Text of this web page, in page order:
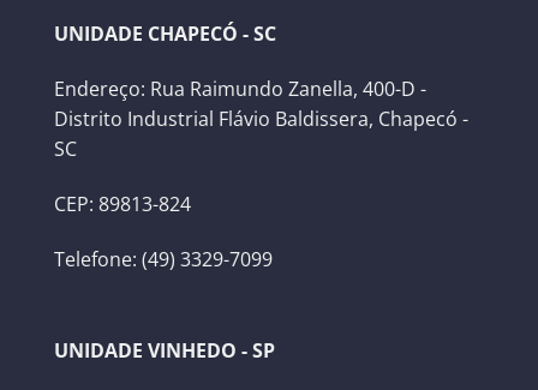
UNIDADE CHAPECÓ - SC
Endereço: Rua Raimundo Zanella, 400-D -
Distrito Industrial Flávio Baldissera, Chapecó -
SC
CEP: 89813-824
Telefone: (49) 3329-7099
UNIDADE VINHEDO - SP